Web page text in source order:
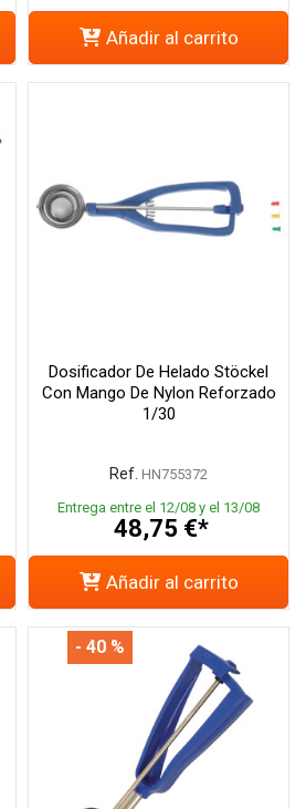
Añadir al carrito
Dosificador De Helado Stöckel
Con Mango De Nylon Reforzado
1/30
Ref. HN755372
Entrega entre el 12/08 y el 13/08
48,75 €*
Añadir al carrito
- 40 %